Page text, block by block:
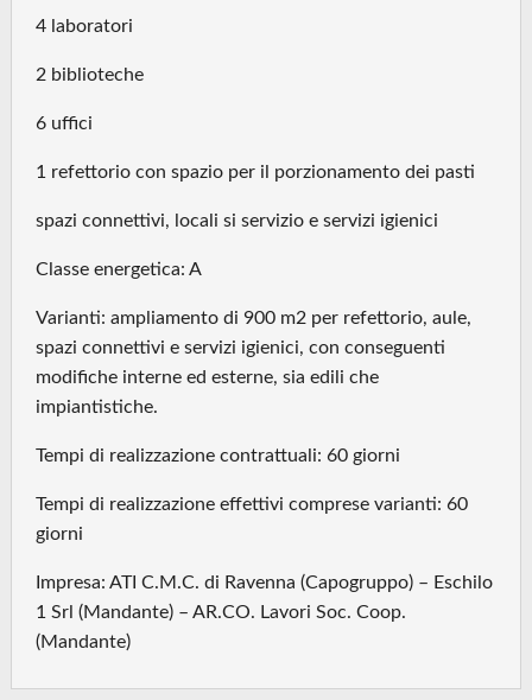
4 laboratori
2 biblioteche
6 uffici
1 refettorio con spazio per il porzionamento dei pasti
spazi connettivi, locali si servizio e servizi igienici
Classe energetica: A
Varianti: ampliamento di 900 m2 per refettorio, aule,
spazi connettivi e servizi igienici, con conseguenti
modifiche interne ed esterne, sia edili che
impiantistiche.
Tempi di realizzazione contrattuali: 60 giorni
Tempi di realizzazione effettivi comprese varianti: 60
giorni
Impresa: ATI C.M.C. di Ravenna (Capogruppo) – Eschilo
1 Srl (Mandante) – AR.CO. Lavori Soc. Coop.
(Mandante)